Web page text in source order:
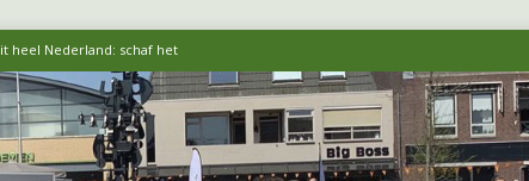
wethouder Sociaal Domein
FRACTIE
met behoud van karakter’